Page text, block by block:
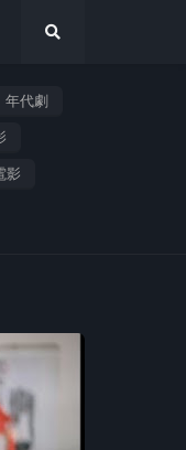
年代劇
影